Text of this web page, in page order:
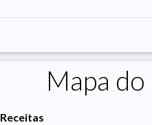
Mapa
Receitas